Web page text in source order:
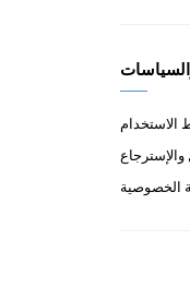
الاستخدام
والإسترجاع
الخصوصية